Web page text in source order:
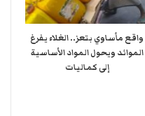
واقع مأساوي بتعز.. الغلاء يفرغ
الموائد ويحول المواد الأساسية
إلى كماليات